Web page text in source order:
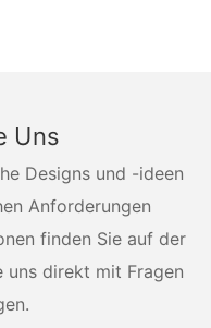
Uns
Designs und -ideen
Anforderungen
finden Sie auf der
uns direkt mit Fragen